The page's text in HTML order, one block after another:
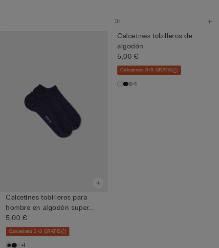
Calcetines tobilleros para
hombre en algodón super...
5,00 €
Calcetines 3+3 GRATIS
+1
Calcetines tobilleros de
algodón
5,00 €
Calcetines 3+3 GRATIS
+1